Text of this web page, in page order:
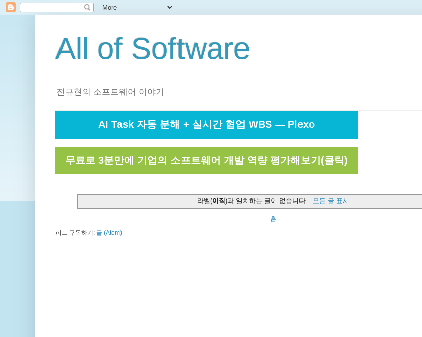
All of Software
전규현의 소프트웨어 이야기
AI Task 자동 분해 + 실시간 협업 WBS — Plexo
무료로 3분만에 기업의 소프트웨어 개발 역량 평가해보기(클릭)
라벨(이직)과 일치하는 글이 없습니다. 모든 글 표시
홈
피드 구독하기: 글 (Atom)